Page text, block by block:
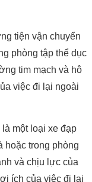
tiện vận chuyển
phòng tập thể dục
tim mạch và hô
việc đi lại ngoài
một loại xe đạp
hoặc trong phòng
và chịu lực của
ích của việc đi lại